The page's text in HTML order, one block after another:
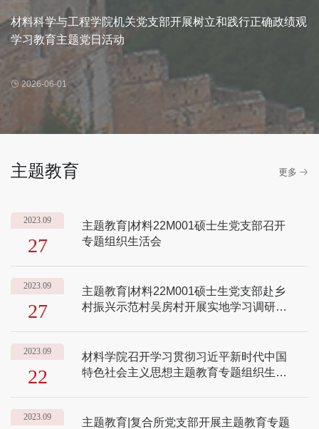
材料科学与工程学院机关党支部开展树立和践行正确政绩观
学习教育主题党日活动
2026-06-01
主题教育 更多
2023.09
27
主题教育|材料22M001硕士生党支部召开
专题组织生活会
2023.09
27
主题教育|材料22M001硕士生党支部赴乡
村振兴示范村吴房村开展实地学习调研活
2023.09
22
材料学院召开学习贯彻习近平新时代中国
特色社会主义思想主题教育专题组织生活
2023.09
主题教育|复合所党支部开展主题教育专题